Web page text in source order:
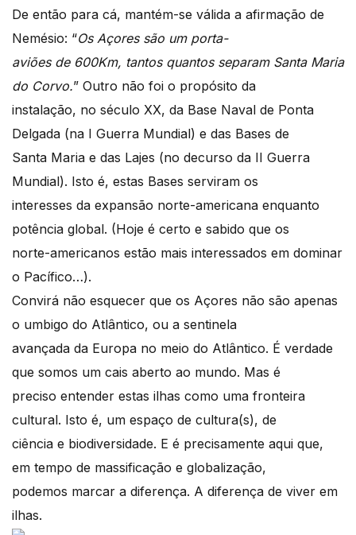
De então para cá, mantém-se válida a afirmação de
Nemésio: “Os Açores são um porta-
aviões de 600Km, tantos quantos separam Santa Maria
do Corvo.” Outro não foi o propósito da
instalação, no século XX, da Base Naval de Ponta
Delgada (na I Guerra Mundial) e das Bases de
Santa Maria e das Lajes (no decurso da II Guerra
Mundial). Isto é, estas Bases serviram os
interesses da expansão norte-americana enquanto
potência global. (Hoje é certo e sabido que os
norte-americanos estão mais interessados em dominar
o Pacífico…).
Convirá não esquecer que os Açores não são apenas
o umbigo do Atlântico, ou a sentinela
avançada da Europa no meio do Atlântico. É verdade
que somos um cais aberto ao mundo. Mas é
preciso entender estas ilhas como uma fronteira
cultural. Isto é, um espaço de cultura(s), de
ciência e biodiversidade. E é precisamente aqui que,
em tempo de massificação e globalização,
podemos marcar a diferença. A diferença de viver em
ilhas.